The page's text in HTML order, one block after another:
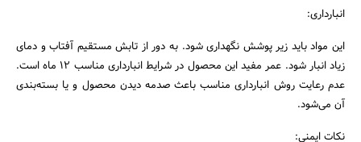
انبارداری:
این مواد باید زیر پوشش نگهداری شود. به دور از تابش مستقیم آفتاب و دمای
زیاد انبار شود. عمر مفید این محصول در شرایط انبارداری مناسب 12 ماه است.
عدم رعایت روش انبارداری مناسب باعث صدمه دیدن محصول و یا بسته‌بندی
آن می‌شود.
نکات ایمنی: